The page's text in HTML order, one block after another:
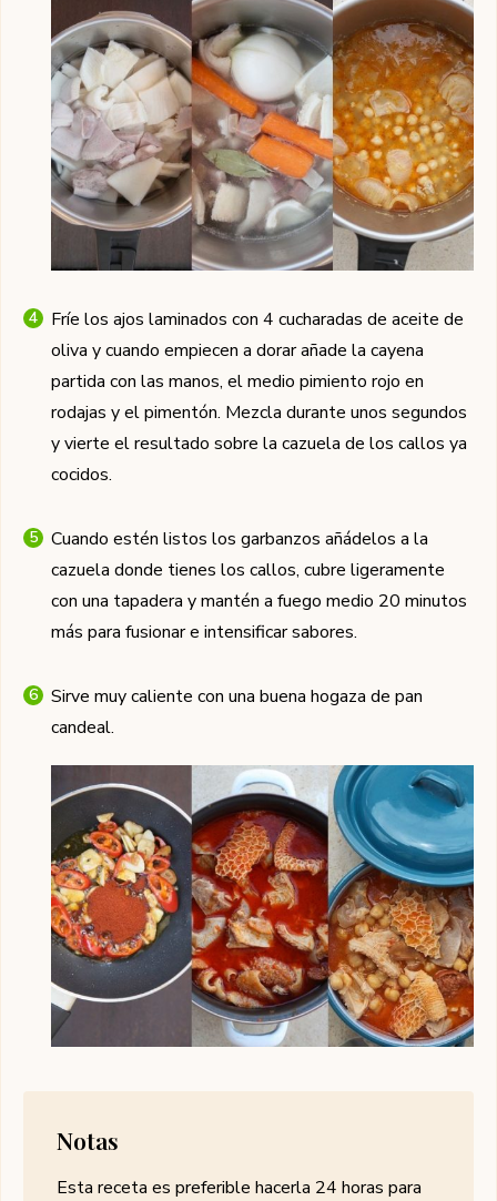
Fríe los ajos laminados con 4 cucharadas de aceite de
oliva y cuando empiecen a dorar añade la cayena
partida con las manos, el medio pimiento rojo en
rodajas y el pimentón. Mezcla durante unos segundos
y vierte el resultado sobre la cazuela de los callos ya
cocidos.
Cuando estén listos los garbanzos añádelos a la
cazuela donde tienes los callos, cubre ligeramente
con una tapadera y mantén a fuego medio 20 minutos
más para fusionar e intensificar sabores.
Sirve muy caliente con una buena hogaza de pan
candeal.
Notas
Esta receta es preferible hacerla 24 horas para